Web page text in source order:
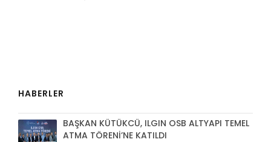
HABERLER
BAŞKAN KÜTÜKCÜ, ILGIN OSB ALTYAPI TEMEL
ATMA TÖRENİ’NE KATILDI